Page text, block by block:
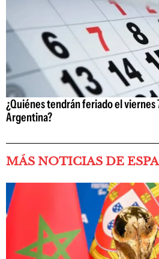
¿Quiénes tendrán feriado el viernes
Argentina?
MÁS NOTICIAS DE